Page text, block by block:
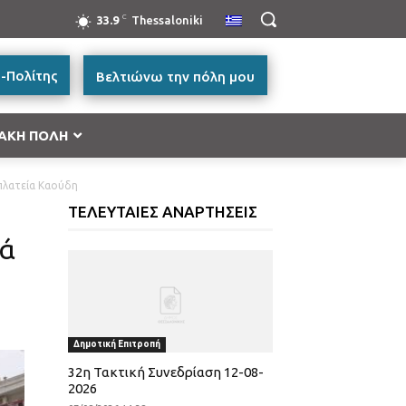
33.9 C Thessaloniki
Βελτιώνω την πόλη μου
Πολίτης
ΠΟΛΗ
Καούδη
ΤΕΛΕΥΤΑΙΕΣ ΑΝΑΡΤΗΣΕΙΣ
Δημοτική Επιτροπή
32η Τακτική Συνεδρίαση 12-08-
2026